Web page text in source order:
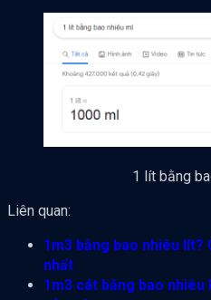
1 lít bằng
Liên quan:
1m3 bằng bao nhiêu lít?
nhất
1m3 cát bằng bao